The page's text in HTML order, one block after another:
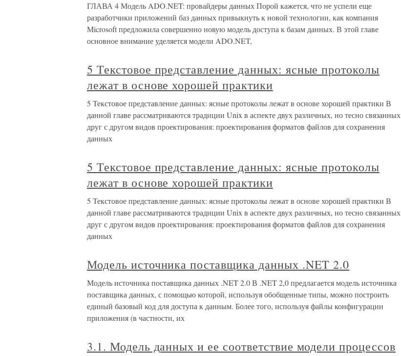
ГЛАВА 4 Модель ADO.NET: провайдеры данных Порой кажется, что не успели еще
разработчики приложений баз данных привыкнуть к новой технологии, как компания
Microsoft предложила совершенно новую модель доступа к базам данных. В этой главе
основное внимание уделяется модели ADO.NET,
5 Текстовое представление данных: ясные протоколы
лежат в основе хорошей практики
5 Текстовое представление данных: ясные протоколы лежат в основе хорошей практики В
данной главе рассматриваются традиции Unix в аспекте двух различных, но тесно связанных
друг с другом видов проектирования: проектирования форматов файлов для сохранения
данных
5 Текстовое представление данных: ясные протоколы
лежат в основе хорошей практики
5 Текстовое представление данных: ясные протоколы лежат в основе хорошей практики В
данной главе рассматриваются традиции Unix в аспекте двух различных, но тесно связанных
друг с другом видов проектирования: проектирования форматов файлов для сохранения
данных
Модель источника поставщика данных .NET 2.0
Модель источника поставщика данных .NET 2.0 В .NET 2,0 предлагается модель источника
поставщика данных, с помощью которой, используя обобщенные типы, можно построить
единый базовый код для доступа к данным. Более того, используя файлы конфигурации
приложения (в частности, их
3.1. Модель данных и ее соответствие модели процессов